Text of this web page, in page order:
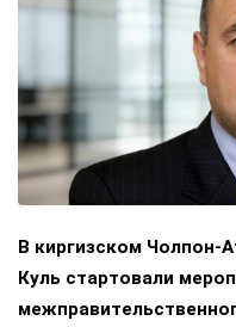
В киргизском Чолпон-
Куль стартовали